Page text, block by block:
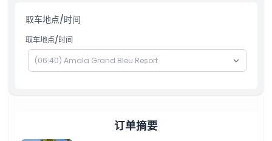
需要了解的事项
位置
取车地点/时间
取车地点/时间
订单摘要